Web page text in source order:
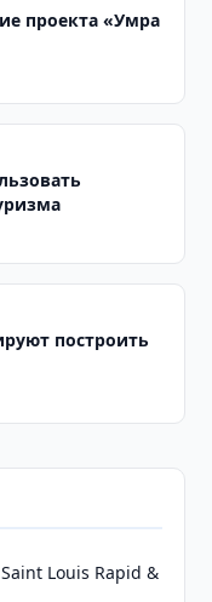
проекта «Умра
построить
Louis Rapid &